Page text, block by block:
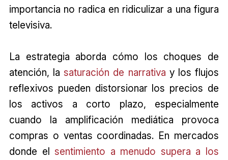
importancia no radica en ridiculizar a una figura
televisiva.
La estrategia aborda cómo los choques de
atención, lasaturación de narrativa y los flujos
reflexivos pueden distorsionar los precios de
los activos a corto plazo, especialmente
cuando la amplificación mediática provoca
compras o ventas coordinadas. En mercados
donde elsentimiento a menudo supera a los